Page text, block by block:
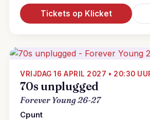
Tickets op Klicket
VRIJDAG 16 APRIL 2027 • 20:30
70s unplugged
Forever Young 26-27
Cpunt